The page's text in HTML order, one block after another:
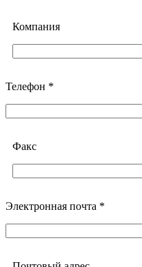
Компания
Телефон *
Факс
Электронная почта *